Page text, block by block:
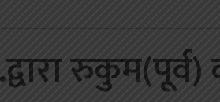
रुकुम(पूर्व)